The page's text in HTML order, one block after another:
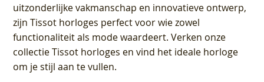
uitzonderlijke vakmanschap en innovatieve ontwerp,
zijn Tissot horloges perfect voor wie zowel
functionaliteit als mode waardeert. Verken onze
collectie Tissot horloges en vind het ideale horloge
om je stijl aan te vullen.